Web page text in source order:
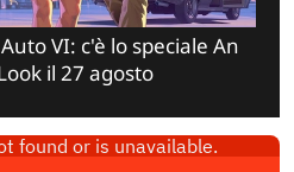
VI: c'è lo speciale An
il 27 agosto